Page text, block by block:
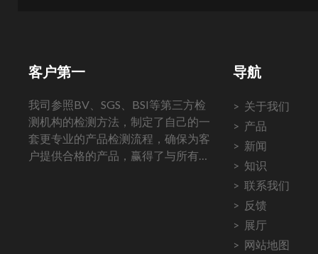
客户第一
我司参照BV、SGS、BSI等第三方检
测机构的检测方法，制定了自己的一
套更专业的产品检测流程，确保为客
户提供合格的产品，赢得了与所有客
导航
关于我们
产品
新闻
知识
联系我们
反馈
展厅
网站地图